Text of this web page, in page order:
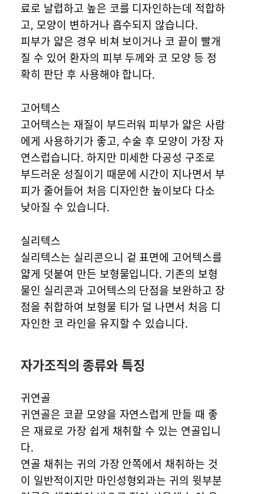
료로 날렵하고 높은 코를 디자인하는데 적합하
고, 모양이 변하거나 흡수되지 않습니다.
피부가 얇은 경우 비쳐 보이거나 코 끝이 빨개
질 수 있어 환자의 피부 두께와 코 모양 등 정
확히 판단 후 사용해야 합니다.
고어텍스
고어텍스는 재질이 부드러워 피부가 얇은 사람
에게 사용하기가 좋고, 수술 후 모양이 가장 자
연스럽습니다. 하지만 미세한 다공성 구조로
부드러운 성질이기 때문에 시간이 지나면서 부
피가 줄어들어 처음 디자인한 높이보다 다소
낮아질 수 있습니다.
실리텍스
실리텍스는 실리콘으니 겉 표면에 고어텍스를
얇게 덧붙여 만든 보형물입니다. 기존의 보형
물인 실리콘과 고어텍스의 단점을 보완하고 장
점을 취합하여 보형물 티가 덜 나면서 처음 디
자인한 코 라인을 유지할 수 있습니다.
자가조직의 종류와 특징
귀연골
귀연골은 코끝 모양을 자연스럽게 만들 때 좋
은 재료로 가장 쉽게 채취할 수 있는 연골입니
다.
연골 채취는 귀의 가장 안쪽에서 채취하는 것
이 일반적이지만 마인성형외과는 귀의 윗부분